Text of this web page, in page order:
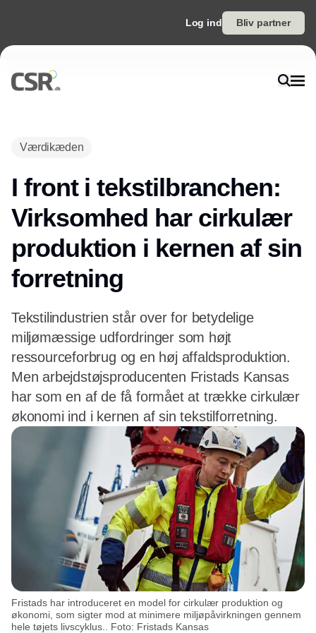
Log ind Bliv partner
Værdikæden
I front i tekstilbranchen:
Virksomhed har cirkulær
produktion i kernen af sin
forretning
Tekstilindustrien står over for betydelige
miljømæssige udfordringer som højt
ressourceforbrug og en høj affaldsproduktion.
Men arbejdstøjsproducenten Fristads Kansas
har som en af de få formået at trække cirkulær
økonomi ind i kernen af sin tekstilforretning.
Fristads har introduceret en model for cirkulær produktion og
økonomi, som sigter mod at minimere miljøpåvirkningen gennem
hele tøjets livscyklus.. Foto: Fristads Kansas